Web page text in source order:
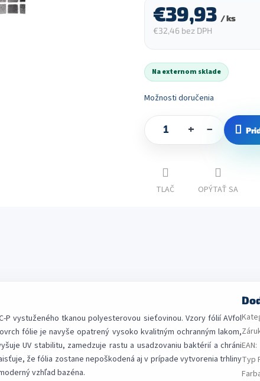
€39,93 / ks
€32,46 bez DPH
Na externom sklade
Možnosti doručenia
+ −
TLAČ OPÝTAŤ SA
P vystuženého tkanou polyesterovou sieťovinou. Vzory fólií AVfol
fólie je navyše opatrený vysoko kvalitným ochranným lakom,
UV stabilitu, zamedzuje rastu a usadzovaniu baktérií a chráni
že fólia zostane nepoškodená aj v prípade vytvorenia trhliny
vzhľad bazéna.
EAN:
Typ